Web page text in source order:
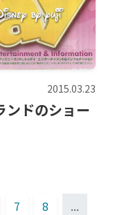
2015.03.23
ドのショー
7 8
...